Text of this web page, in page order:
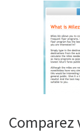
Comparez